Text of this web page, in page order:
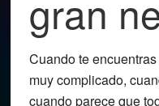
gran
Cuando te
muy complicado,
cuando parece que